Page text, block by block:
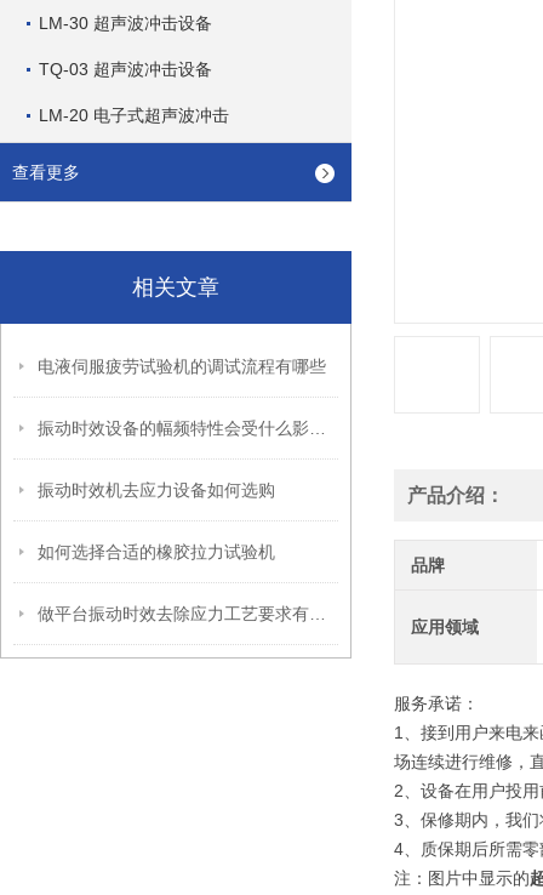
LM-30 超声波冲击设备
TQ-03 超声波冲击设备
LM-20 电子式超声波冲击
查看更多
相关文章
电液伺服疲劳试验机的调试流程有哪些
振动时效机去应力设备如何选购
如何选择合适的橡胶拉力试验机
产品介绍：
品牌
应用领域
服务承诺：
1、接到用户来电
场连续进行维修，
2、设备在用户投
3、保修期内，我
4、质保期后所需
注：图片中显示的